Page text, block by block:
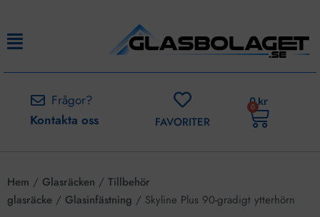
Frågor?
Kontakta oss
FAVORITER
0kr
0
Hem / Glasräcken / Tillbehör
glasräcke / Glasinfästning / Skyline Plus 90-gradigt ytterhörn